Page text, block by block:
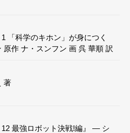
1 「科学のキホン」が身につく
作 ナ・スンフン 画 呉 華順 訳
著
12 最強ロボット決戦!編』 — シ